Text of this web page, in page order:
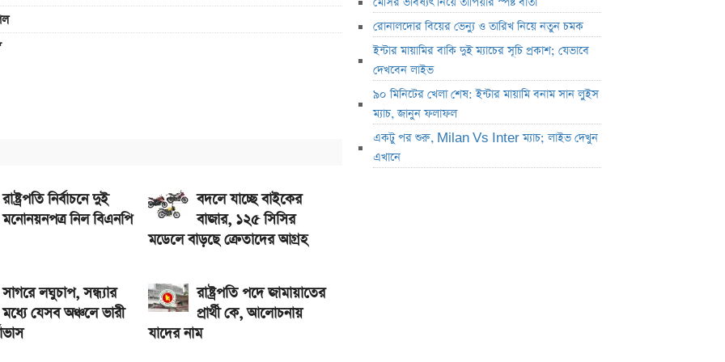
রাষ্ট্রপতি নির্বাচনে দুই
মনোনয়নপত্র নিল বিএনপি
বদলে যাচ্ছে বাইকের
বাজার, ১২৫ সিসির
মডেলে বাড়ছে ক্রেতাদের আগ্রহ
সাগরে লঘুচাপ, সন্ধ্যার
মধ্যে যেসব অঞ্চলে ভারী
রাষ্ট্রপতি পদে জামায়াতের
প্রার্থী কে, আলোচনায়
যাদের নাম
রোনালদোর বিয়ের ভেন্যু ও তারিখ নিয়ে নতুন চমক
ইন্টার মায়ামির বাকি দুই ম্যাচের সূচি প্রকাশ; যেভাবে
দেখবেন লাইভ
৯০ মিনিটের খেলা শেষ: ইন্টার মায়ামি বনাম সান লুইস
ম্যাচ, জানুন ফলাফল
একটু পর শুরু, Milan Vs Inter ম্যাচ; লাইভ দেখুন
এখানে